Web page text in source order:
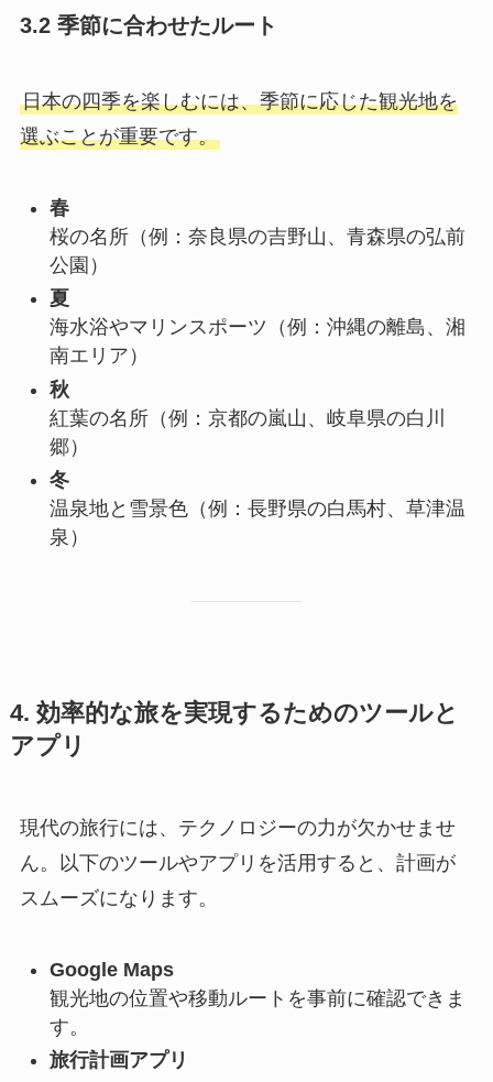
3.2 季節に合わせたルート
日本の四季を楽しむには、季節に応じた観光地を
選ぶことが重要です。
春
桜の名所（例：奈良県の吉野山、青森県の弘前
公園）
夏
海水浴やマリンスポーツ（例：沖縄の離島、湘
南エリア）
秋
紅葉の名所（例：京都の嵐山、岐阜県の白川
郷）
冬
温泉地と雪景色（例：長野県の白馬村、草津温
泉）
4. 効率的な旅を実現するためのツールと
アプリ
現代の旅行には、テクノロジーの力が欠かせませ
ん。以下のツールやアプリを活用すると、計画が
スムーズになります。
Google Maps
観光地の位置や移動ルートを事前に確認できま
す。
旅行計画アプリ